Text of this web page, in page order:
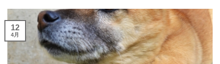
12
4月